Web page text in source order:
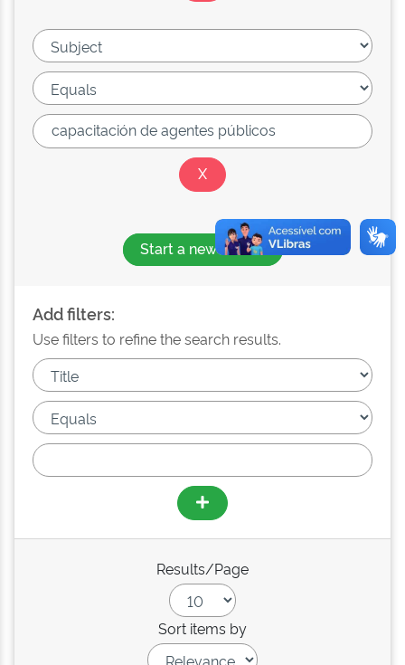
Start a new search
Add filters:
Use filters to refine the search results.
Results/Page
Sort items by